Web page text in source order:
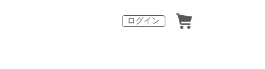
ログイン